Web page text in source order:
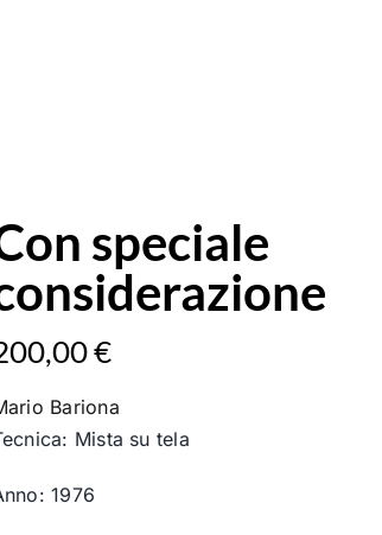
speciale
€
Bariona
Mista su tela
1976